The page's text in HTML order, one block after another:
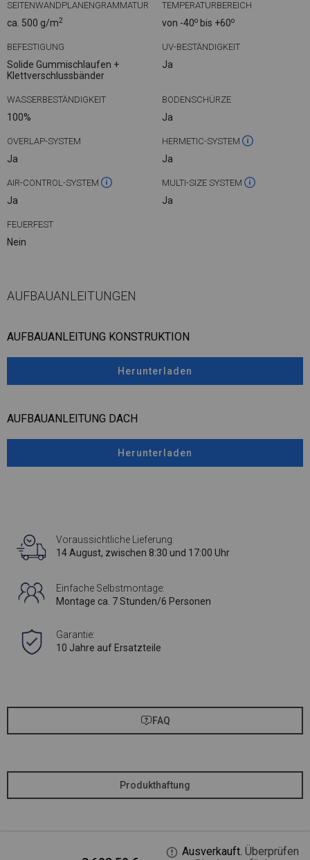
SEITENWANDPLANENGRAMMATUR
ca. 500 g/m2
TEMPERATURBEREICH
von -40o bis +60o
BEFESTIGUNG
Solide Gummischlaufen +
Klettverschlussbänder
UV-BESTÄNDIGKEIT
Ja
WASSERBESTÄNDIGKEIT
100%
BODENSCHÜRZE
Ja
OVERLAP-SYSTEM
Ja
HERMETIC-SYSTEM
Ja
AIR-CONTROL-SYSTEM
Ja
MULTI-SIZE SYSTEM
Ja
FEUERFEST
Nein
AUFBAUANLEITUNGEN
AUFBAUANLEITUNG KONSTRUKTION
Herunterladen
AUFBAUANLEITUNG DACH
Herunterladen
Voraussichtliche Lieferung:
14 August, zwischen 8:30 und 17:00 Uhr
Einfache Selbstmontage:
Montage ca. 7 Stunden/6 Personen
Garantie:
10 Jahre auf Ersatzteile
FAQ
Produkthaftung
Ausverkauft. Überprüfen